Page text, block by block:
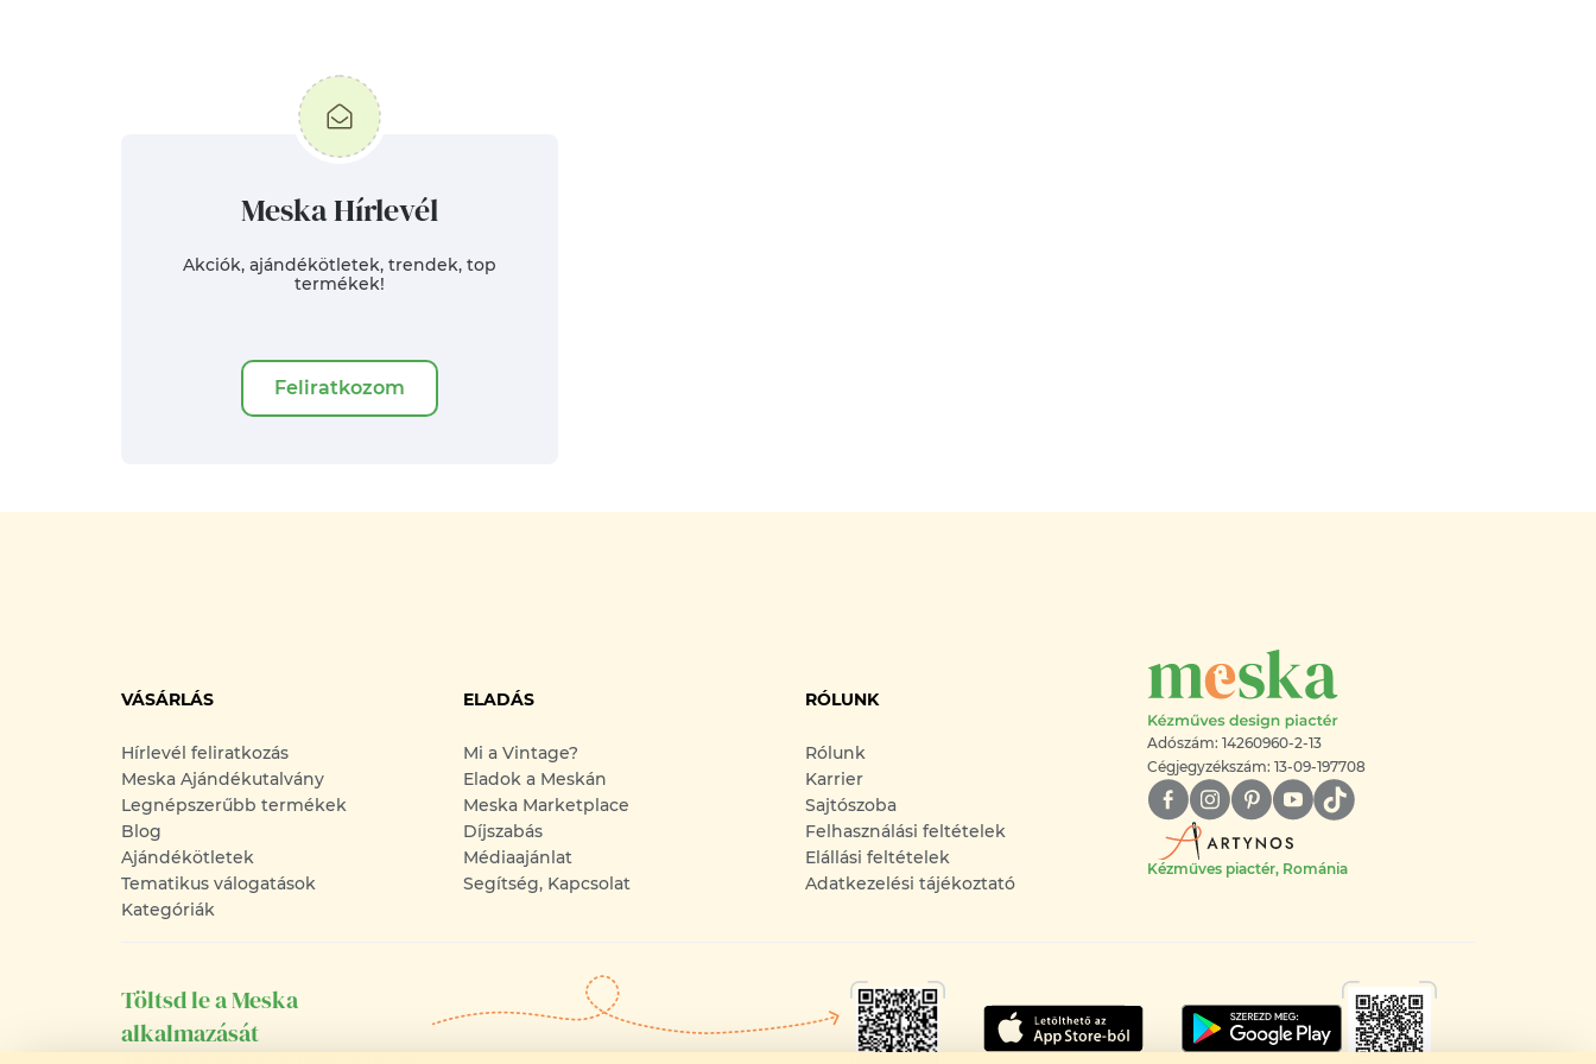
Meska Hírlevél
Akciók, ajándékötletek, trendek, top
termékek!
Feliratkozom
VÁSÁRLÁS
Hírlevél feliratkozás
Meska Ajándékutalvány
Legnépszerűbb termékek
Blog
Ajándékötletek
Tematikus válogatások
Kategóriák
ELADÁS
Mi a Vintage?
Eladok a Meskán
Meska Marketplace
Díjszabás
Médiaajánlat
Segítség, Kapcsolat
RÓLUNK
Rólunk
Karrier
Sajtószoba
Felhasználási feltételek
Elállási feltételek
Adatkezelési tájékoztató
Adószám: 14260960-2-13
Cégjegyzékszám: 13-09-197708
Kézműves piactér, Románia
Töltsd le a Meska
alkalmazását